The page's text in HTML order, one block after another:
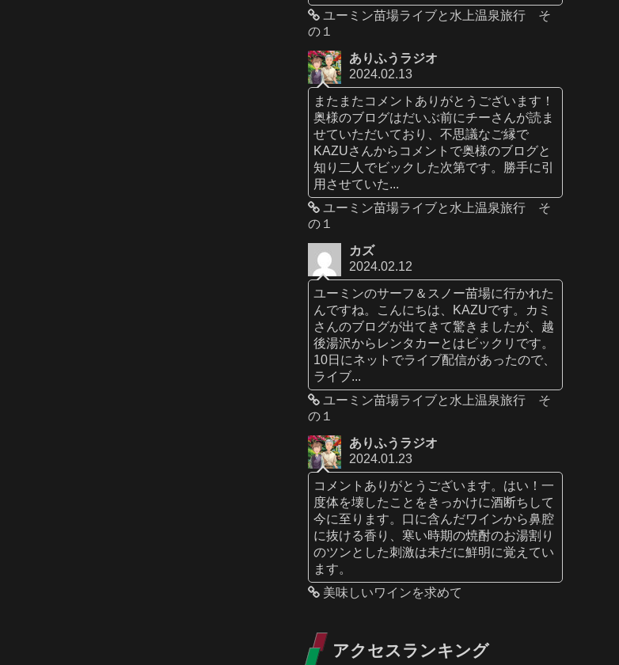
ユーミン苗場ライブと水上温泉旅行 そ
の１
ありふうラジオ
2024.02.13
またまたコメントありがとうございます！
奥様のブログはだいぶ前にチーさんが読ま
せていただいており、不思議なご縁で
KAZUさんからコメントで奥様のブログと
知り二人でビックした次第です。勝手に引
用させていた...
ユーミン苗場ライブと水上温泉旅行 そ
の１
カズ
2024.02.12
ユーミンのサーフ＆スノー苗場に行かれた
んですね。こんにちは、KAZUです。カミ
さんのブログが出てきて驚きましたが、越
後湯沢からレンタカーとはビックリです。
10日にネットでライブ配信があったので、
ライブ...
ユーミン苗場ライブと水上温泉旅行 そ
の１
ありふうラジオ
2024.01.23
コメントありがとうございます。はい！一
度体を壊したことをきっかけに酒断ちして
今に至ります。口に含んだワインから鼻腔
に抜ける香り、寒い時期の焼酎のお湯割り
のツンとした刺激は未だに鮮明に覚えてい
ます。
美味しいワインを求めて
アクセスランキング